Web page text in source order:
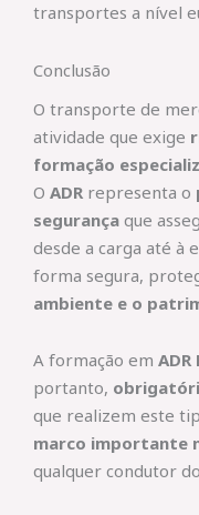
transportes a nível
Conclusão
O transporte de
atividade que exige
formação
O ADR representa o
segurança que
desde a carga até à
forma segura,
ambiente e o
A formação em
portanto,
que realizem este
marco importante
qualquer condutor